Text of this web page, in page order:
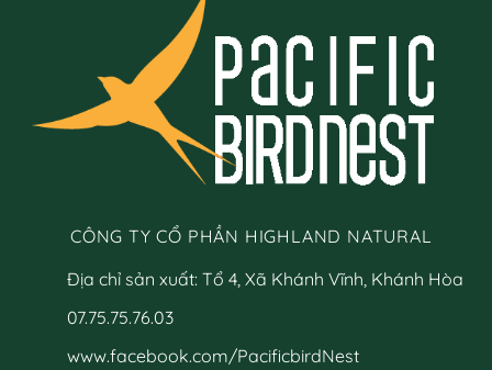
CÔNG TY CỔ PHẦN HIGHLAND NATURAL
Địa chỉ sản xuất: Tổ 4, Xã Khánh Vĩnh, Khánh Hòa
07.75.75.76.03
www.facebook.com/PacificbirdNest